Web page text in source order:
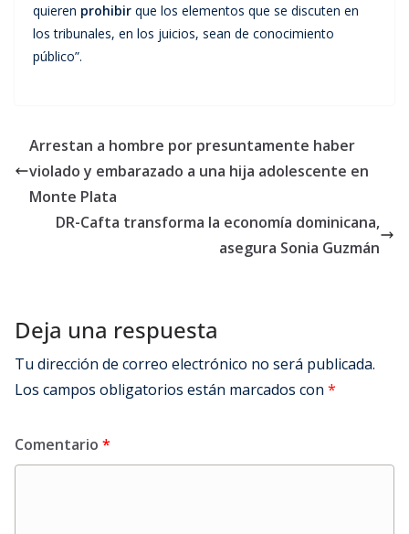
quieren prohibir que los elementos que se discuten en
los tribunales, en los juicios, sean de conocimiento
público”.
Arrestan a hombre por presuntamente haber
violado y embarazado a una hija adolescente en
Monte Plata
DR-Cafta transforma la economía dominicana,
asegura Sonia Guzmán
Deja una respuesta
Tu dirección de correo electrónico no será publicada.
Los campos obligatorios están marcados con *
Comentario *